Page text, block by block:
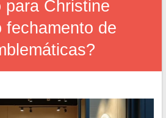
para Christine
fechamento de